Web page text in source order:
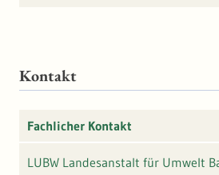
Kontakt
Fachlicher Kontakt
LUBW Landesanstalt für Umwelt